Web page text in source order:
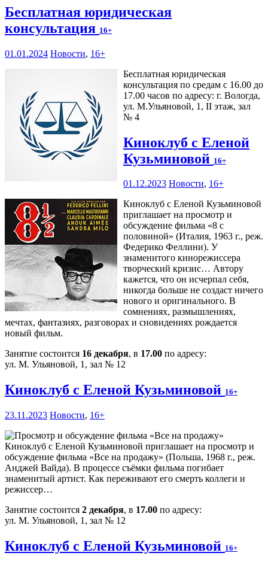
Бесплатная юридическая
консультация 16+
01.01.2024 Новости, 16+
Бесплатная юридическая
консультация по средам с 16.00 до
17.00 часов по адресу: г. Вологда,
ул. М.Ульяновой, 1, II этаж, зал
№ 4
Киноклуб с Еленой
Кузьминовой 16+
01.12.2023 Новости, 16+
Киноклуб с Еленой Кузьминовой
приглашает на просмотр и
обсуждение фильма «8 с
половиной» (Италия, 1963 г., реж.
Федерико Феллини). У
знаменитого кинорежиссера
творческий кризис… Автору
кажется, что он исчерпал себя,
никогда больше не создаст ничего
нового и оригинального. В
сомнениях, размышлениях,
мечтах, фантазиях, разговорах и сновидениях рождается
новый фильм.
Занятие состоится 16 декабря, в 17.00 по адресу:
ул. М. Ульяновой, 1, зал № 12
Киноклуб с Еленой Кузьминовой 16+
23.11.2023 Новости, 16+
Киноклуб с Еленой Кузьминовой приглашает на просмотр и
обсуждение фильма «Все на продажу» (Польша, 1968 г., реж.
Анджей Вайда). В процессе съёмки фильма погибает
знаменитый артист. Как переживают его смерть коллеги и
режиссер…
Занятие состоится 2 декабря, в 17.00 по адресу:
ул. М. Ульяновой, 1, зал № 12
Киноклуб с Еленой Кузьминовой 16+